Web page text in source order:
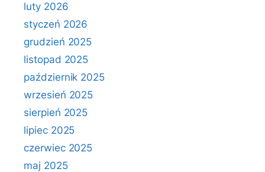
luty 2026
styczeń 2026
grudzień 2025
listopad 2025
październik 2025
wrzesień 2025
sierpień 2025
lipiec 2025
czerwiec 2025
maj 2025